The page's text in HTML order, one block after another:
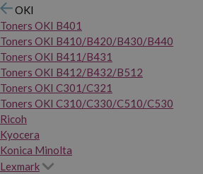
OKI
Toners OKI B401
Toners OKI B410/B420/B430/B440
Toners OKI B411/B431
Toners OKI B412/B432/B512
Toners OKI C301/C321
Toners OKI C310/C330/C510/C530
Ricoh
Kyocera
Konica Minolta
Lexmark